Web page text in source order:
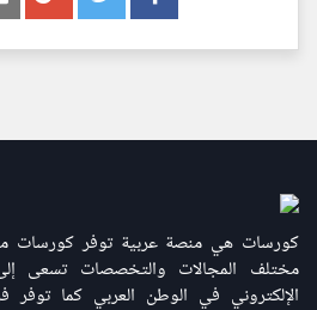
كورسات هي منصة عربية توفر كورسات
مختلف المجالات والتخصصات تسعى
الإلكتروني في الوطن العربي كما